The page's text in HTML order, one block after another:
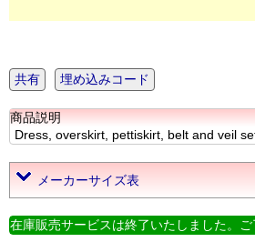
共有 埋め込みコード
商品説明
Dress, overskirt, pettiskirt, belt and veil
メーカーサイズ表
在庫販売サービスは終了いたしました。ご